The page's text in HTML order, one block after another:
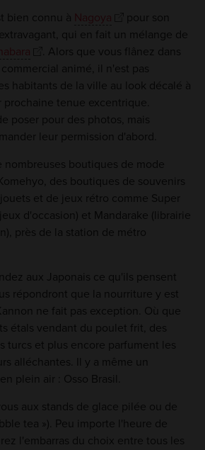
bien connu à Nagoya
pour son
qui en fait un mélange de
. Alors que vous flânez dans
animé, il n'est pas
habitants de la ville au look décalé à
prochaine tenue excentrique.
poser pour des photos, mais
leur permission d'abord.
nombreuses boutiques de mode
des boutiques de souvenirs
et de jeux rétro comme Super
d'occasion) et Mandarake (librairie
près de la station de métro
aux Japonais ce qu'ils pensent
répondront que la nourriture y est
ne fait pas exception. Où que
étals vendant du poulet frit, des
turcs et plus encore parfument les
alléchantes. Il y a même un
plein air : Osso Brasil.
aux stands de glace pilée ou de
tea »). Peu importe l'heure de
l'embarras du choix entre tous les